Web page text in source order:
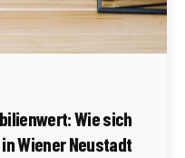
Neustadt Stadt /
Wie sich
Wiener Neustadt